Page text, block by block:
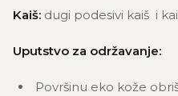
Kaiš: dugi podesivi kaiš i
Uputstvo za održavanje:
Površinu eko kože